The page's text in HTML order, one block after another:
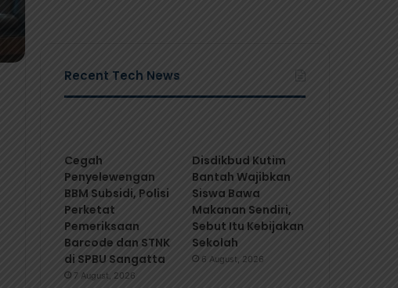
Recent Tech News
Cegah
Penyelewengan
BBM Subsidi, Polisi
Perketat
Pemeriksaan
Barcode dan STNK
di SPBU Sangatta
7 August, 2026
Disdikbud Kutim
Bantah Wajibkan
Siswa Bawa
Makanan Sendiri,
Sebut Itu Kebijakan
Sekolah
6 August, 2026